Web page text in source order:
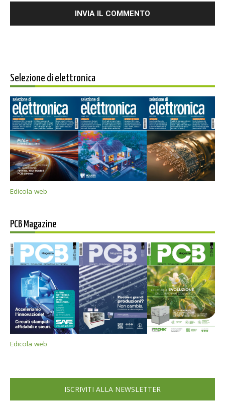
Selezione di elettronica
Edicola web
PCB Magazine
Edicola web
ISCRIVITI ALLA NEWSLETTER